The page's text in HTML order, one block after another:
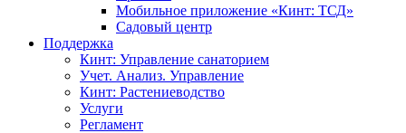
Мобильное приложение «Кинт: ТСД»
Садовый центр
Поддержка
Кинт: Управление санаторием
Учет. Анализ. Управление
Кинт: Растениеводство
Услуги
Регламент